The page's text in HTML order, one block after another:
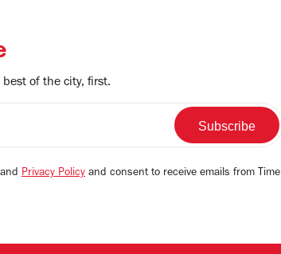
of the city, first.
and Privacy Policy and consent to receive emails from Time